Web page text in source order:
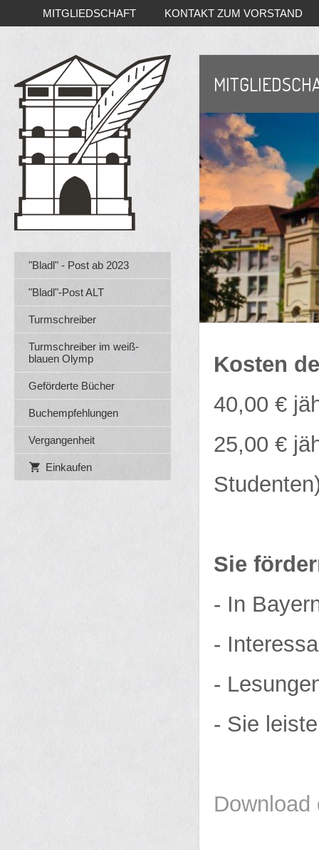
MITGLIEDSCHAFT KONTAKT ZUM VORSTAND
"Bladl" - Post ab 2023
"Bladl"-Post ALT
Turmschreiber
Turmschreiber im weiß-
blauen Olymp
Geförderte Bücher
Buchempfehlungen
Vergangenheit
Einkaufen
Kosten
40,00 €
25,00 €
Sie
- In
-
-
- Sie